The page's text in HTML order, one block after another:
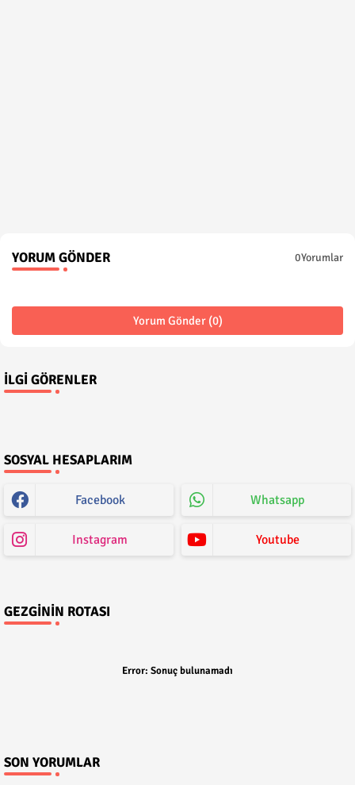
YORUM GÖNDER 0Yorumlar
Yorum Gönder (0)
İLGI GÖRENLER
SOSYAL HESAPLARIM
Facebook Whatsapp
Instagram Youtube
GEZGININ ROTASI
Error: Sonuç bulunamadı
SON YORUMLAR